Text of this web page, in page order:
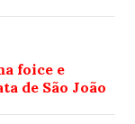
foice e
de São João